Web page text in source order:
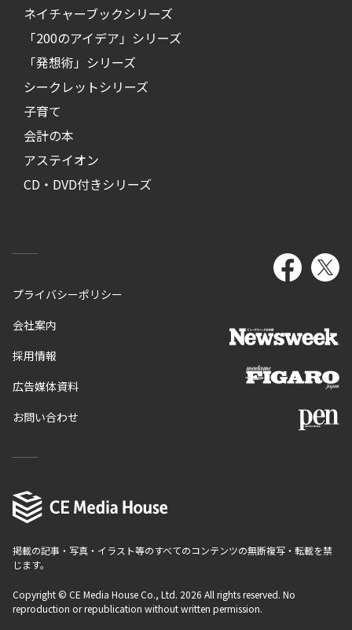
ネイチャーブックシリーズ
「200のアイデア」シリーズ
「発想術」シリーズ
シークレットシリーズ
子育て
会計の本
アステイオン
CD・DVD付きシリーズ
プライバシーポリシー
会社案内
採用情報
広告媒体資料
お問い合わせ
掲載の記事・写真・イラスト等のすべてのコンテンツの無断複写・転載を禁
じます。
Copyright © CE Media House Co., Ltd. 2026 All rights reserved. No
reproduction or republication without written permission.